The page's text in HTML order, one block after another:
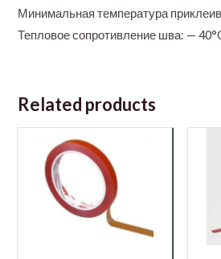
Минимальная температура
Тепловое сопротивление шва: —
Related products